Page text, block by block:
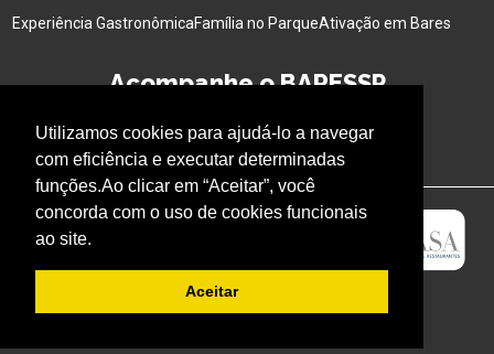
Utilizamos cookies para ajudá-lo a navegar
com eficiência e executar determinadas
funções.Ao clicar em “Aceitar”, você
concorda com o uso de cookies funcionais
ao site.
Aceitar
Experiência GastronômicaFamília no ParqueAtivação em Bares
Acompanhe o BARESSP